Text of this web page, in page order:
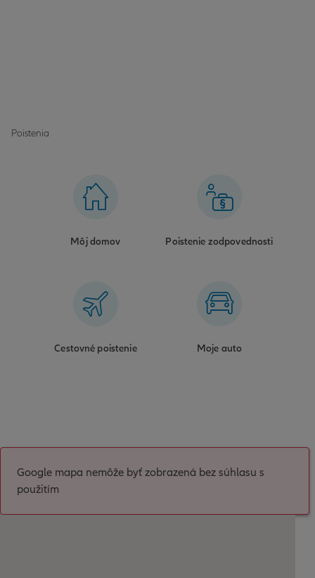
Poistenia
Môj domov Poistenie zodpovednosti
Cestovné poistenie Moje auto
Google mapa nemôže byť zobrazená bez súhlasu s
použitím